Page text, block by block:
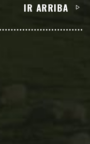
IR ARRIBA